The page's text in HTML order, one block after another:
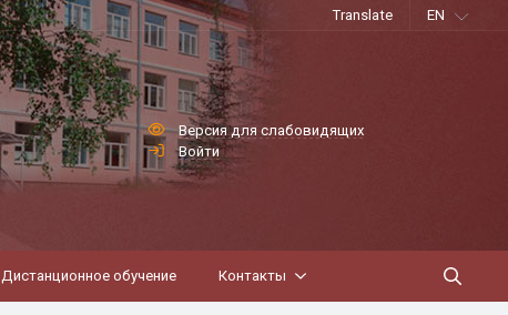
Translate EN
Версия для слабовидящих
Войти
Дистанционное обучение Контакты